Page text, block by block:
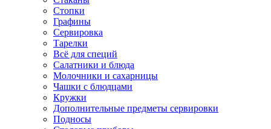
Стопки
Графины
Сервировка
Тарелки
Всё для специй
Салатники и блюда
Молочники и сахарницы
Чашки с блюдцами
Кружки
Дополнительные предметы сервировки
Подносы